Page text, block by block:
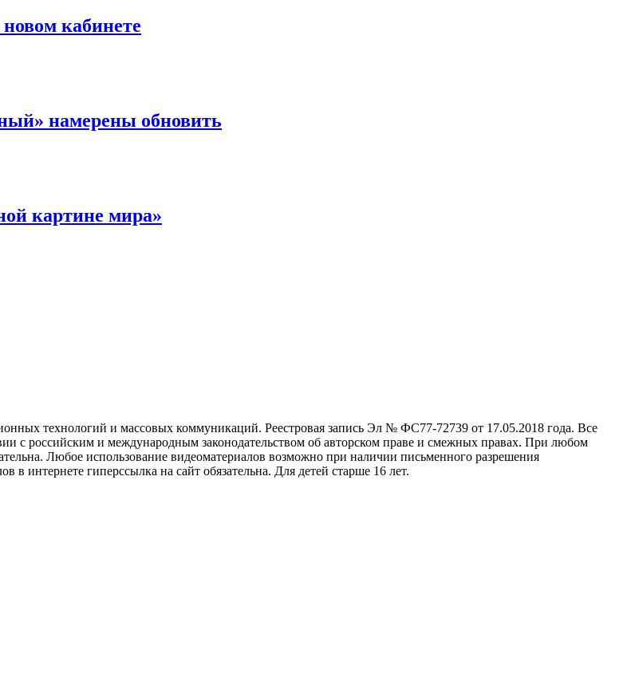
кабинете
намерены обновить
картине мира»
технологий и массовых коммуникаций. Реестровая запись Эл № ФС77-72739 от 17.05.2018 года. Все
с российским и международным законодательством об авторском праве и смежных правах. При любом
Любое использование видеоматериалов возможно при наличии письменного разрешения
в интернете гиперссылка на сайт обязательна. Для детей старше 16 лет.